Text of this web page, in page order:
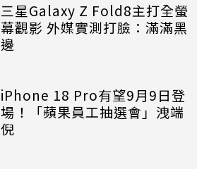
三星Galaxy Z Fold8主打全螢
幕觀影 外媒實測打臉：滿滿黑
邊
iPhone 18 Pro有望9月9日登
場！「蘋果員工抽選會」洩端
倪